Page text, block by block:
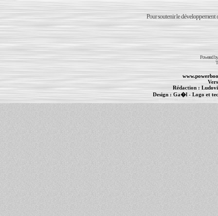
Pour soutenir le développement
Powered
Rédaction :
Design :Ga�l- Logo et
Informations :